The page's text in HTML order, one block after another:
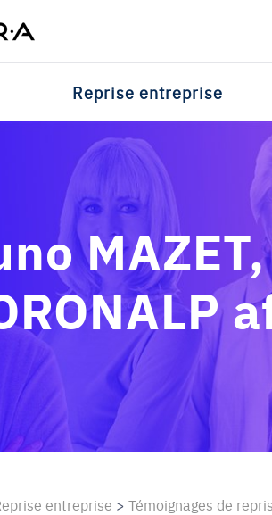
Reprise entreprise
entreprise > Témoignages de